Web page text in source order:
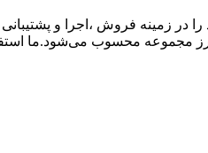
ارتباط ساز، نمایندگی تجهیزات ارتباطی پاناسونیک
مجموعه محسوب می‌شود.ما